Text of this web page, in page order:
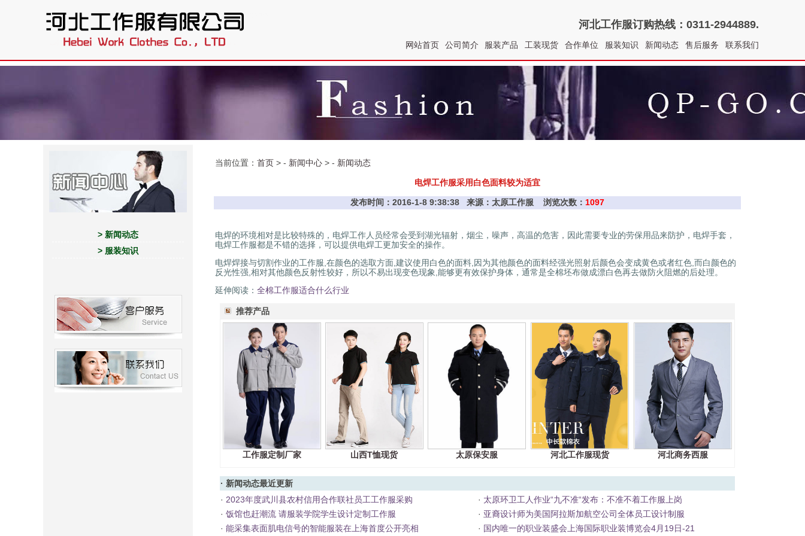
河北工作服订购热线：0311-2944889.
网站首页 公司简介 服装产品 工装现货 合作单位 服装知识 新闻动态 售后服务 联系我们
> 新闻动态
> 服装知识
当前位置： 首页 > - 新闻中心 > - 新闻动态
电焊工作服采用白色面料较为适宜
发布时间：2016-1-8 9:38:38 来源：太原工作服 浏览次数： 1097
电焊的环境相对是比较特殊的，电焊工作人员经常会受到湖光辐射，烟尘，噪声，高温的危害，因此需要专业的劳保用品来防护，电焊手套，
电焊工作服都是不错的选择，可以提供电焊工更加安全的操作。
电焊焊接与切割作业的工作服,在颜色的选取方面,建议使用白色的面料,因为其他颜色的面料经强光照射后颜色会变成黄色或者红色,而白颜色的
反光性强,相对其他颜色反射性较好，所以不易出现变色现象,能够更有效保护身体，通常是全棉坯布做成漂白色再去做防火阻燃的后处理。
延伸阅读： 全棉工作服适合什么行业
推荐产品
工作服定制厂家 山西T恤现货 太原保安服 河北工作服现货 河北商务西服
· 新闻动态最近更新
· 2023年度武川县农村信用合作联社员工工作服采购 · 太原环卫工人作业“九不准“发布：不准不着工作服上岗
· 饭馆也赶潮流 请服装学院学生设计定制工作服 · 亚裔设计师为美国阿拉斯加航空公司全体员工设计制服
· 能采集表面肌电信号的智能服装在上海首度公开亮相 · 国内唯一的职业装盛会上海国际职业装博览会4月19日-21